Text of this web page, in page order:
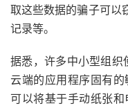
取这些数据的骗子可以
记录等。
据悉，许多中小型组
云端的应用程序固有
可以将基于手动纸张